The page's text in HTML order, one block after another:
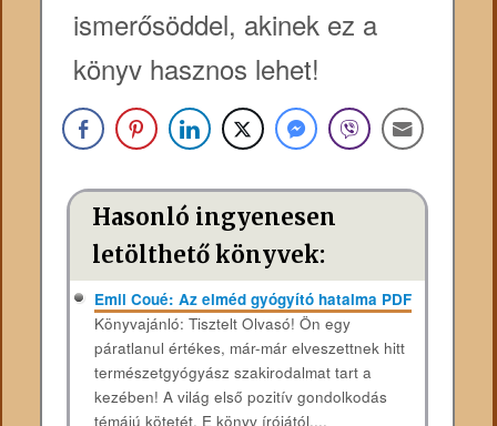
ismerősöddel, akinek ez a
könyv hasznos lehet!
Hasonló ingyenesen
letölthető könyvek:
Emil Coué: Az elméd gyógyító hatalma PDF
Könyvajánló: Tisztelt Olvasó! Ön egy
páratlanul értékes, már-már elveszettnek hitt
természetgyógyász szakirodalmat tart a
kezében! A világ első pozitív gondolkodás
témájú kötetét. E könyv írójától,...